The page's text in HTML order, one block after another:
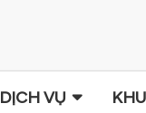
DỊCH VỤ